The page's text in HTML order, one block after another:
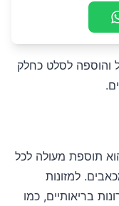
והוספה לסלט כחלק
עשיר בחומצות שומן אומגה 3 והוא תוספת מעולה לכל
למזונות
בריאותיים, כמו